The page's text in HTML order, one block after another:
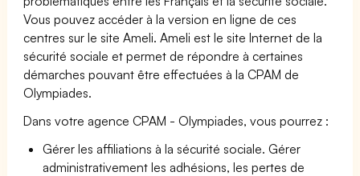
Vous pouvez accéder à la version en ligne de ces
centres sur le site Ameli. Ameli est le site Internet de la
sécurité sociale et permet de répondre à certaines
démarches pouvant être effectuées à la CPAM de
Olympiades.
Dans votre agence CPAM - Olympiades, vous pourrez :
Gérer les affiliations à la sécurité sociale. Gérer
administrativement les adhésions, les pertes de